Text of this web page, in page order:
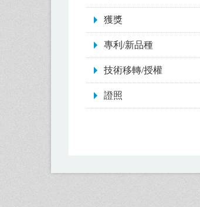
獲獎
專利/新品種
技術移轉/授權
證照